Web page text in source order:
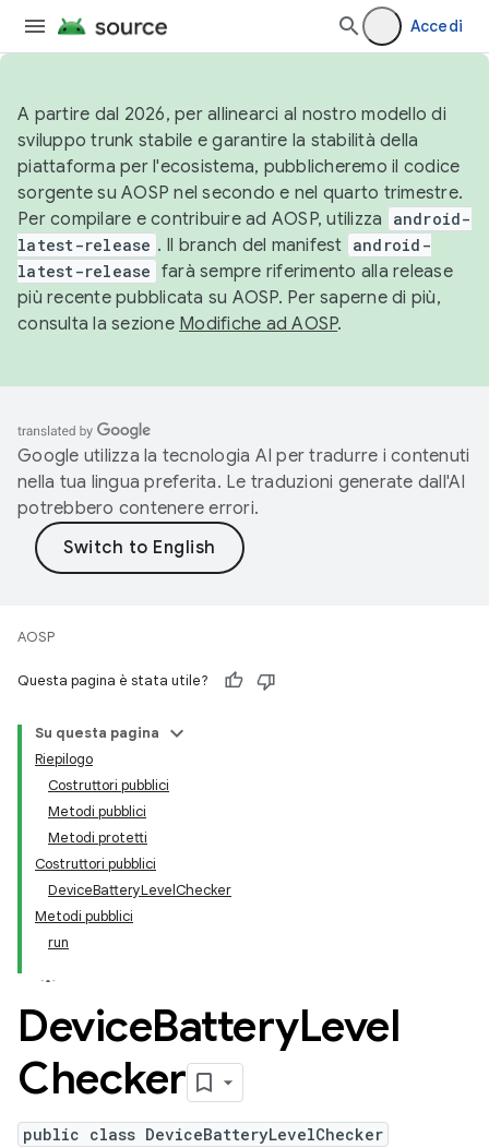
Accedi
A partire dal 2026, per allinearci al nostro modello di
sviluppo trunk stabile e garantire la stabilità della
piattaforma per l'ecosistema, pubblicheremo il codice
sorgente su AOSP nel secondo e nel quarto trimestre.
Per compilare e contribuire ad AOSP, utilizza
android-
latest-release . Il branch del manifest android-
latest-release farà sempre riferimento alla release
più recente pubblicata su AOSP. Per saperne di più,
consulta la sezione Modifiche ad AOSP.
Google utilizza la tecnologia AI per tradurre i contenuti
nella tua lingua preferita. Le traduzioni generate dall'AI
potrebbero contenere errori.
AOSP
Questa pagina è stata utile?
Su questa pagina
Riepilogo
Costruttori pubblici
Metodi pubblici
Metodi protetti
Costruttori pubblici
DeviceBatteryLevelChecker
Metodi pubblici
run
DeviceBatteryLevel
Checker
public class DeviceBatteryLevelChecker